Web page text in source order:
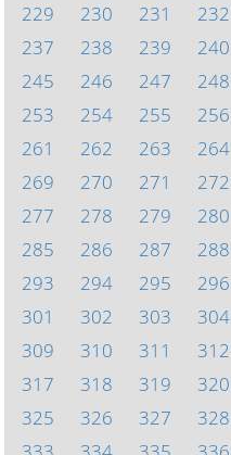
229
230 231 232
237
238 239 240
245
246 247 248
253
254 255 256
261
262 263 264
269
270 271 272
277
278 279 280
285
286 287 288
293
294 295 296
301
302 303 304
309
310 311 312
317
318 319 320
325
326 327 328